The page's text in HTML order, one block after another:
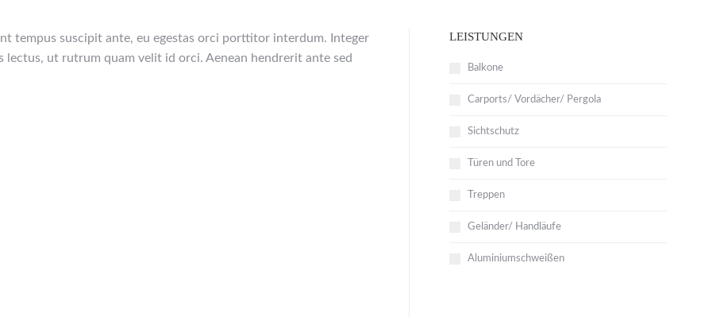
tempus suscipit ante, eu egestas orci porttitor interdum. Integer
lectus, ut rutrum quam velit id orci. Aenean hendrerit ante sed
LEISTUNGEN
Balkone
Carports/ Vordächer/ Pergola
Sichtschutz
Türen und Tore
Treppen
Geländer/ Handläufe
Aluminiumschweißen